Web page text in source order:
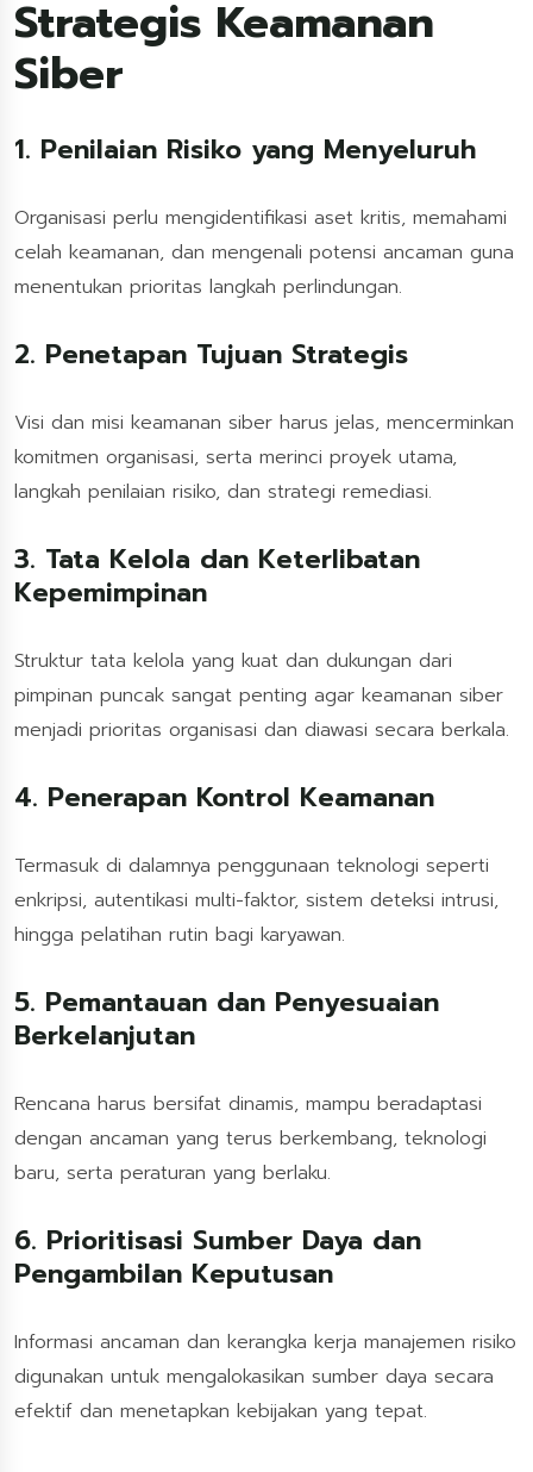
Strategis Keamanan
Siber
1. Penilaian Risiko yang Menyeluruh
Organisasi perlu mengidentifikasi aset kritis, memahami
celah keamanan, dan mengenali potensi ancaman guna
menentukan prioritas langkah perlindungan.
2. Penetapan Tujuan Strategis
Visi dan misi keamanan siber harus jelas, mencerminkan
komitmen organisasi, serta merinci proyek utama,
langkah penilaian risiko, dan strategi remediasi.
3. Tata Kelola dan Keterlibatan
Kepemimpinan
Struktur tata kelola yang kuat dan dukungan dari
pimpinan puncak sangat penting agar keamanan siber
menjadi prioritas organisasi dan diawasi secara berkala.
4. Penerapan Kontrol Keamanan
Termasuk di dalamnya penggunaan teknologi seperti
enkripsi, autentikasi multi-faktor, sistem deteksi intrusi,
hingga pelatihan rutin bagi karyawan.
5. Pemantauan dan Penyesuaian
Berkelanjutan
Rencana harus bersifat dinamis, mampu beradaptasi
dengan ancaman yang terus berkembang, teknologi
baru, serta peraturan yang berlaku.
6. Prioritisasi Sumber Daya dan
Pengambilan Keputusan
Informasi ancaman dan kerangka kerja manajemen risiko
digunakan untuk mengalokasikan sumber daya secara
efektif dan menetapkan kebijakan yang tepat.